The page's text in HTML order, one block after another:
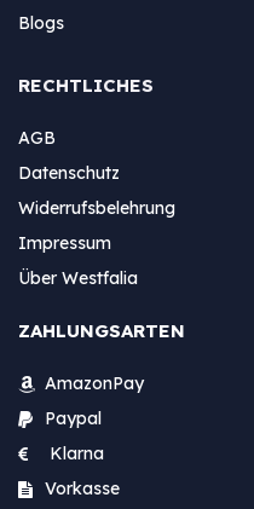
Blogs
RECHTLICHES
AGB
Datenschutz
Widerrufsbelehrung
Impressum
Über Westfalia
ZAHLUNGSARTEN
AmazonPay
Paypal
Klarna
Vorkasse